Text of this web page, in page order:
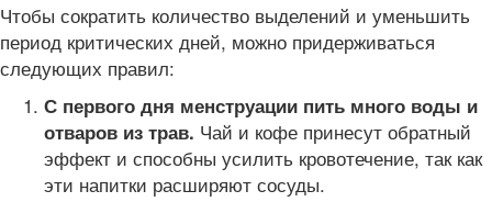
Чтобы сократить количество выделений и уменьшить
период критических дней, можно придерживаться
следующих правил:
С первого дня менструации пить много воды и
отваров из трав. Чай и кофе принесут обратный
эффект и способны усилить кровотечение, так как
эти напитки расширяют сосуды.